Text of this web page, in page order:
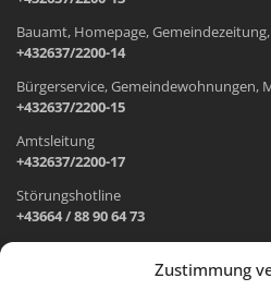
Zustimmung
Bauamt, Homepage,
+432637/2200-14
Bürgerservice, Gemeindewohnungen,
+432637/2200-15
Amtsleitung
+432637/2200-17
Störungshotline
+43664 / 88 90 64 73